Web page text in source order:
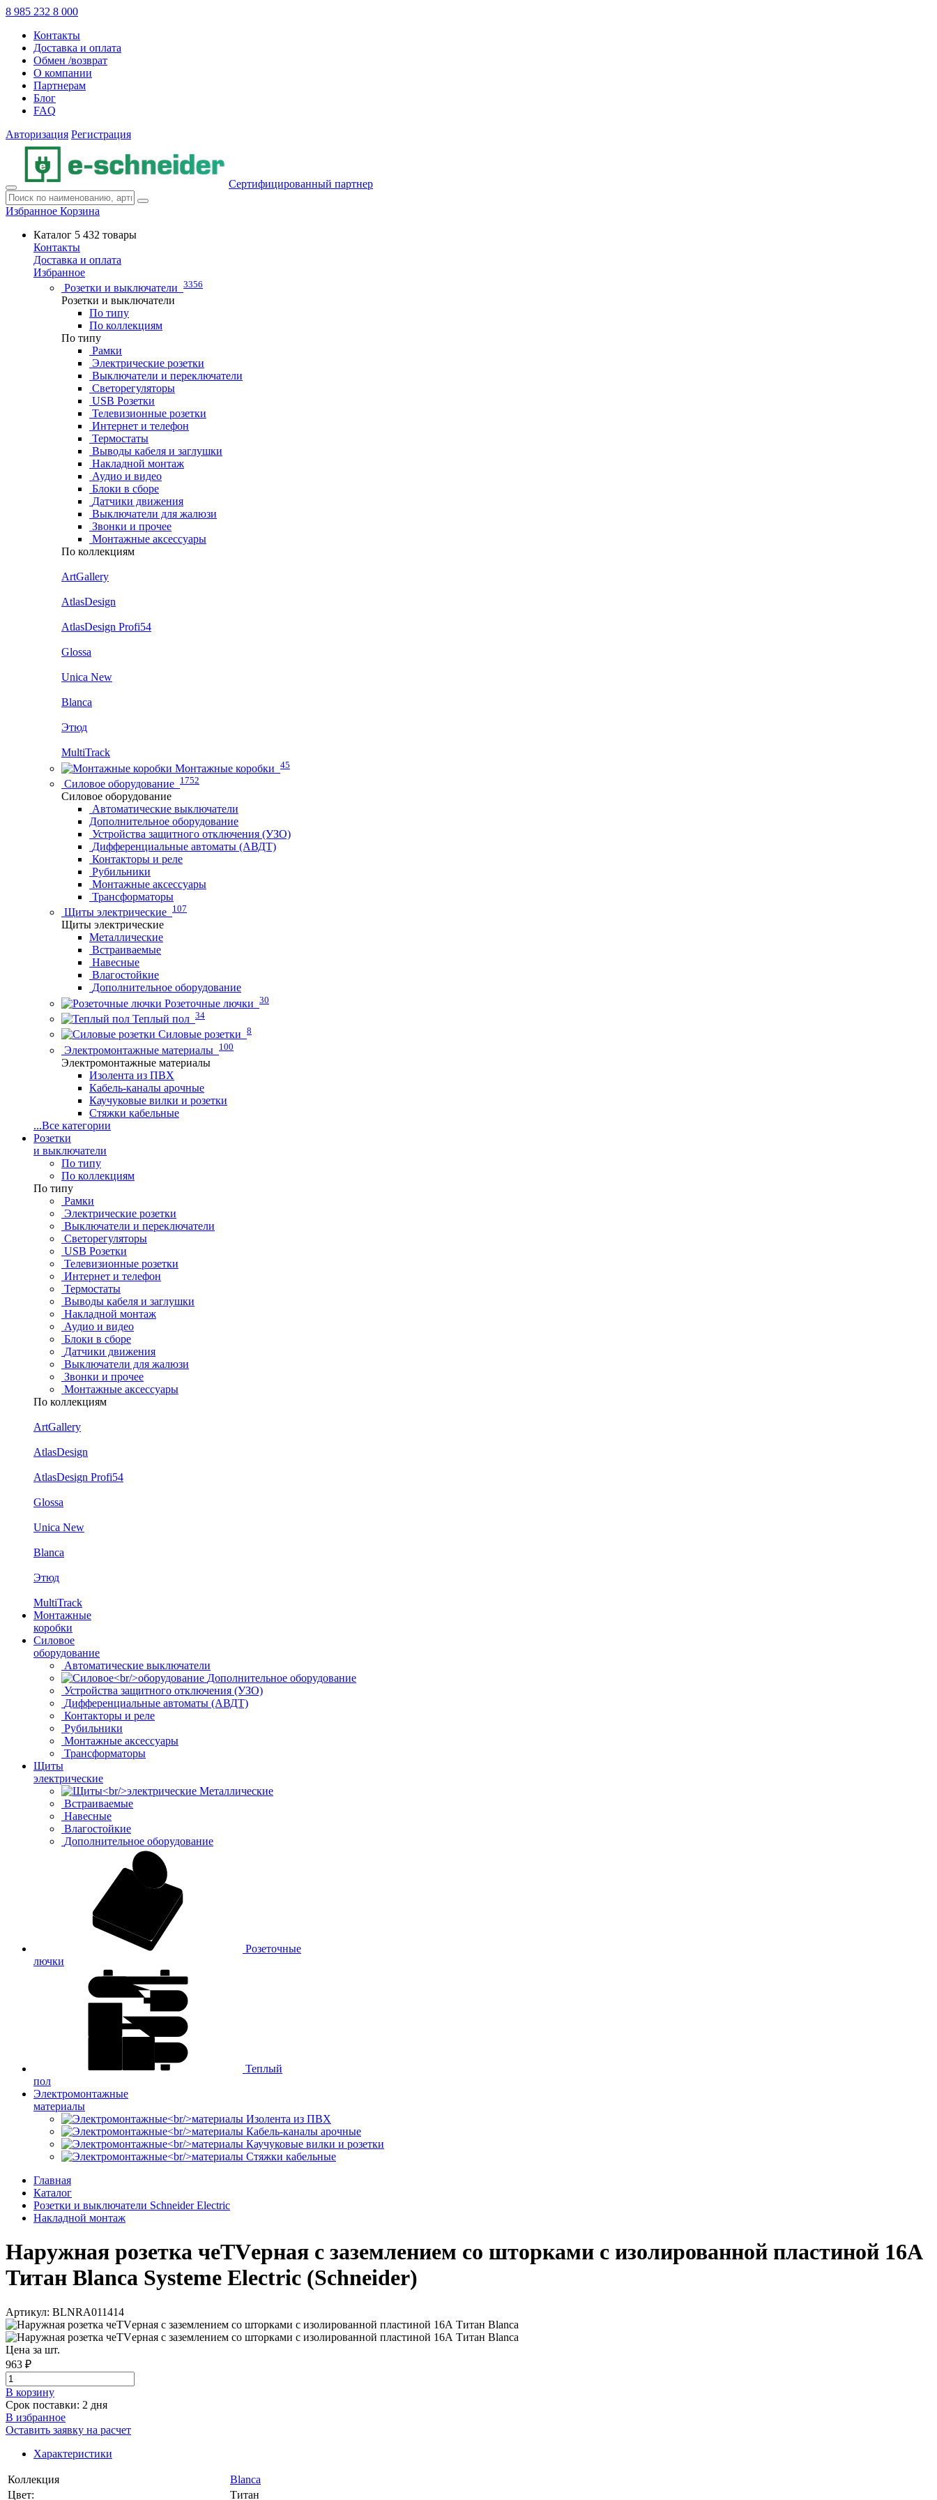
8 985 232 8 000
Контакты
Доставка и оплата
Обмен /возврат
О компании
Партнерам
Блог
FAQ
Авторизация Регистрация
Сертифицированный партнер
Избранное Корзина
Каталог 5 432 товары
Контакты
Доставка и оплата
Избранное
Розетки и выключатели 3356
Розетки и выключатели
По типу
По коллекциям
По типу
Рамки
Электрические розетки
Выключатели и переключатели
Светорегуляторы
USB Розетки
Телевизионные розетки
Интернет и телефон
Термостаты
Выводы кабеля и заглушки
Накладной монтаж
Аудио и видео
Блоки в сборе
Датчики движения
Выключатели для жалюзи
Звонки и прочее
Монтажные аксессуары
По коллекциям
ArtGallery
AtlasDesign
AtlasDesign Profi54
Glossa
Unica New
Blanca
Этюд
MultiTrack
Монтажные коробки 45
Силовое оборудование 1752
Силовое оборудование
Автоматические выключатели
Дополнительное оборудование
Устройства защитного отключения (УЗО)
Дифференциальные автоматы (АВДТ)
Контакторы и реле
Рубильники
Монтажные аксессуары
Трансформаторы
Щиты электрические 107
Щиты электрические
Металлические
Встраиваемые
Навесные
Влагостойкие
Дополнительное оборудование
Розеточные лючки 30
Теплый пол 34
Силовые розетки 8
Электромонтажные материалы 100
Электромонтажные материалы
Изолента из ПВХ
Кабель-каналы арочные
Каучуковые вилки и розетки
Стяжки кабельные
...Все категории
Розетки
и выключатели
По типу
По коллекциям
По типу
Рамки
Электрические розетки
Выключатели и переключатели
Светорегуляторы
USB Розетки
Телевизионные розетки
Интернет и телефон
Термостаты
Выводы кабеля и заглушки
Накладной монтаж
Аудио и видео
Блоки в сборе
Датчики движения
Выключатели для жалюзи
Звонки и прочее
Монтажные аксессуары
По коллекциям
ArtGallery
AtlasDesign
AtlasDesign Profi54
Glossa
Unica New
Blanca
Этюд
MultiTrack
Монтажные
коробки
Силовое
оборудование
Автоматические выключатели
Дополнительное оборудование
Устройства защитного отключения (УЗО)
Дифференциальные автоматы (АВДТ)
Контакторы и реле
Рубильники
Монтажные аксессуары
Трансформаторы
Щиты
электрические
Металлические
Встраиваемые
Навесные
Влагостойкие
Дополнительное оборудование
Розеточные
лючки
Теплый
пол
Электромонтажные
материалы
Изолента из ПВХ
Кабель-каналы арочные
Каучуковые вилки и розетки
Стяжки кабельные
Главная
Каталог
Розетки и выключатели Schneider Electric
Накладной монтаж
Наружная розетка чеTVерная с заземлением со шторками с изолированной пластиной 16А
Титан Blanca Systeme Electric (Schneider)
Артикул: BLNRA011414
Цена за шт.
963 ₽
В корзинy
Срок поставки: 2 дня
В избранное
Оставить заявку на расчет
Характеристики
Коллекция
Blanca
Цвет:
Титан